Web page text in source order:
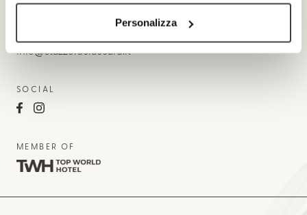
Personalizza
info@stazzoluciaccaru.it
SOCIAL
MEMBER OF